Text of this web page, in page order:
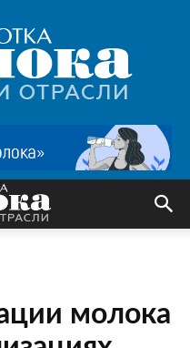
Переработка
молока
|
Новости
молока